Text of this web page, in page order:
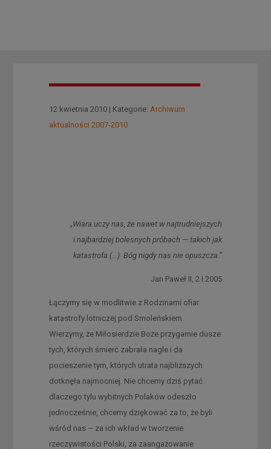
12 kwietnia 2010 | Kategorie: Archiwum
aktualności 2007-2010
„Wiara uczy nas, że nawet w najtrudniejszych
i najbardziej bolesnych próbach — takich jak
katastrofa (…) Bóg nigdy nas nie opuszcza.”
Jan Paweł II, 2 I 2005
Łączymy się w modlitwie z Rodzinami ofiar
katastrofy lotniczej pod Smoleńskiem.
Wierzymy, że Miłosierdzie Boże przygarnie dusze
tych, których śmierć zabrała nagle i da
pocieszenie tym, których utrata najbliższych
dotknęła najmocniej. Nie chcemy dziś pytać
dlaczego tylu wybitnych Polaków odeszło
jednocześnie, chcemy dziękować za to, że byli
wśród nas – za ich wkład w tworzenie
rzeczywistości Polski, za zaangażowanie